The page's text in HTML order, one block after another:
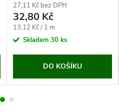
27,11 Kč bez DPH
32,80 Kč
Měrná
cena:
13,12 Kč / 1 m
Skladem 30 ks
DO KOŠÍKU